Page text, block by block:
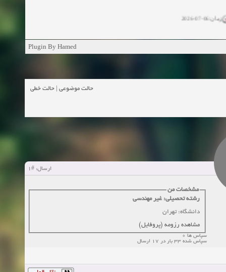
04-2025
زمان:11-11-2024
زمان:10-28-2024
زمان:10-21-2024
زمان:10-13-2024
Plugin By Hamed
حالت موضوعی حالت خطی
ارسال: #1
مشخصات من
رشته تحصیلی: غیر مهندسی
دانشگاه: تهران
مشاهده رزومه (پروفایل)
سپاس ها 0
سپاس شده 33 بار در 17 ارسال